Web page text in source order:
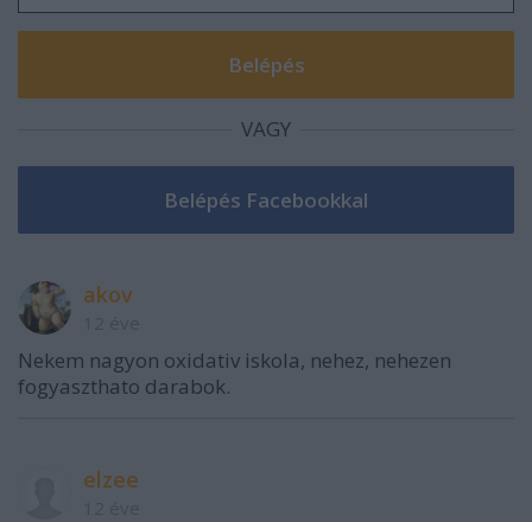
VAGY
akov
Nekem nagyon oxidativ iskola, nehez, nehezen
fogyaszthato darabok.
elzee